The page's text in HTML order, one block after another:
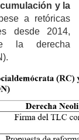
y la
a retóricas
desde 2014,
la derecha